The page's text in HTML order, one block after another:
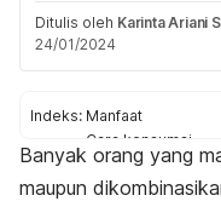
Ditulis oleh Karinta Ariani
24/01/2024
Indeks: Manfaat
Cara konsumsi
Batas konsumsi
Banyak orang yang
maupun